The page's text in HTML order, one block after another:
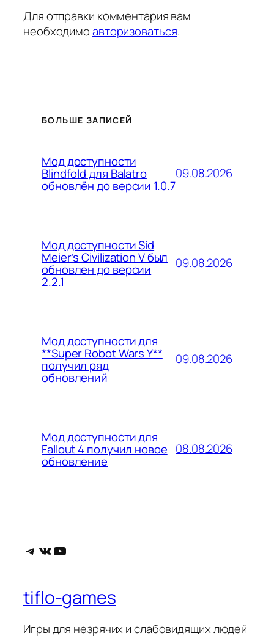
Для отправки комментария вам
необходимоавторизоваться.
БОЛЬШЕ ЗАПИСЕЙ
Мод доступности
Blindfold для Balatro
обновлён до версии 1.0.7
09.08.2026
Мод доступности Sid
Meier’s Civilization V был
обновлен до версии
2.2.1
09.08.2026
Мод доступности для
**Super Robot Wars Y**
получил ряд
обновлений
09.08.2026
Мод доступности для
Fallout 4 получил новое
обновление
08.08.2026
Telegram
ВКонтакте
YouTube
tiflo-games
Игры для незрячих и слабовидящих людей